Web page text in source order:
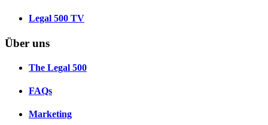
Legal 500 TV
Über uns
The Legal 500
FAQs
Marketing